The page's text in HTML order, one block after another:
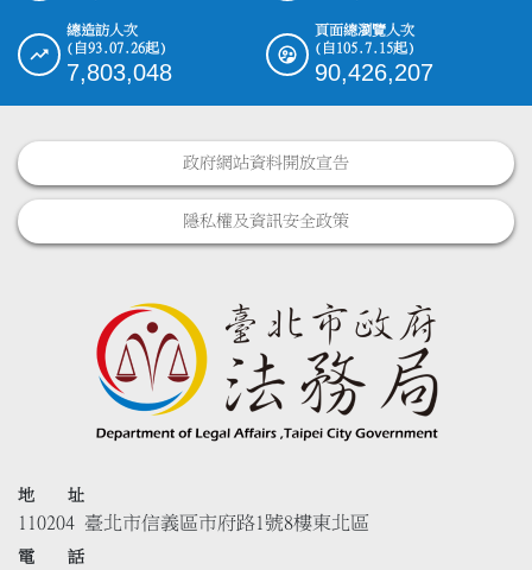
總造訪人次
(自93.07.26起)
7,803,048
頁面總瀏覽人次
(自105.7.15起)
90,426,207
政府網站資料開放宣告
隱私權及資訊安全政策
地 址
110204 臺北市信義區市府路1號8樓東北區
電 話